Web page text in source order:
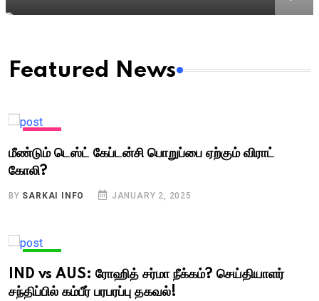
Featured News
மீண்டும் டெஸ்ட் கேப்டன்சி பொறுப்பை ஏற்கும் விராட்
கோலி?
BY SARKAI INFO JANUARY 2, 2025
IND vs AUS: ரோஹித் சர்மா நீக்கம்? செய்தியாளர்
சந்திப்பில் கம்பீர் பரபரப்பு தகவல்!